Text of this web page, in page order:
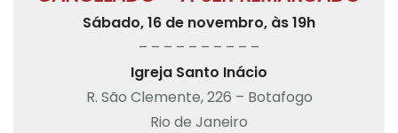
Sábado, 16 de novembro, às 19h
– – – – – – – – – –
Igreja Santo Inácio
R. São Clemente, 226 – Botafogo
Rio de Janeiro